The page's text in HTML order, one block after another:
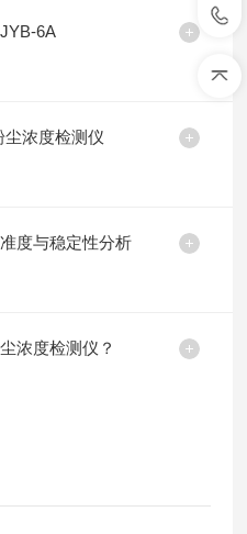
6A
尘浓度检测仪
度与稳定性分析
浓度检测仪？